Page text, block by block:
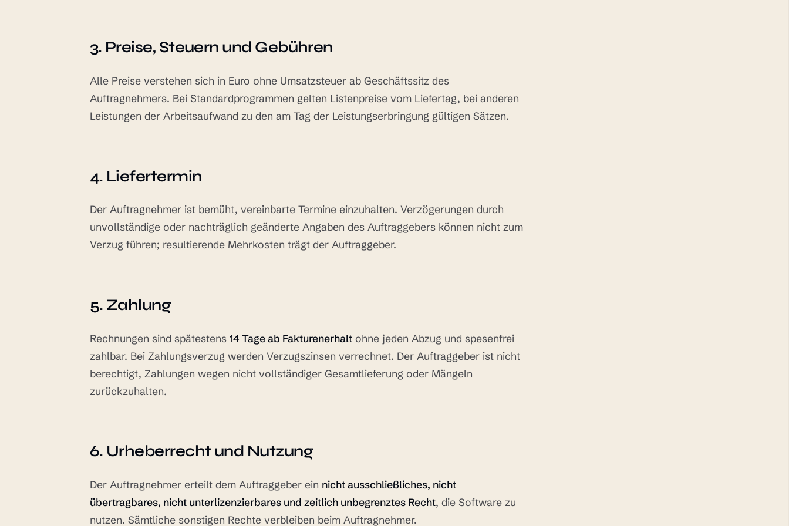
3. Preise, Steuern und Gebühren
Alle Preise verstehen sich in Euro ohne Umsatzsteuer ab Geschäftssitz des
Auftragnehmers. Bei Standardprogrammen gelten Listenpreise vom Liefertag, bei anderen
Leistungen der Arbeitsaufwand zu den am Tag der Leistungserbringung gültigen Sätzen.
4. Liefertermin
Der Auftragnehmer ist bemüht, vereinbarte Termine einzuhalten. Verzögerungen durch
unvollständige oder nachträglich geänderte Angaben des Auftraggebers können nicht zum
Verzug führen; resultierende Mehrkosten trägt der Auftraggeber.
5. Zahlung
Rechnungen sind spätestens 14 Tage ab Fakturenerhaltohne jeden Abzug und spesenfrei
zahlbar. Bei Zahlungsverzug werden Verzugszinsen verrechnet. Der Auftraggeber ist nicht
berechtigt, Zahlungen wegen nicht vollständiger Gesamtlieferung oder Mängeln
zurückzuhalten.
6. Urheberrecht und Nutzung
Der Auftragnehmer erteilt dem Auftraggeber ein nicht ausschließliches, nicht
übertragbares, nicht unterlizenzierbares und zeitlich unbegrenztes Recht, die Software zu
nutzen. Sämtliche sonstigen Rechte verbleiben beim Auftragnehmer.